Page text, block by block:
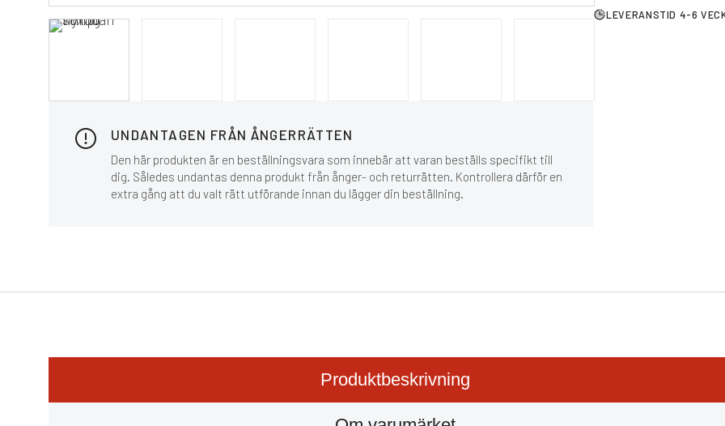
UNDANTAGEN FRÅN ÅNGERRÄTTEN
Den här produkten är en beställningsvara som innebär att varan beställs specifikt till
dig. Således undantas denna produkt från ånger- och returrätten. Kontrollera därför en
extra gång att du valt rätt utförande innan du lägger din beställning.
LEVERANSTID 4-6
Produktbeskrivning